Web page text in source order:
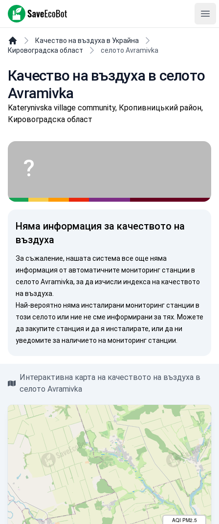
SaveEcoBot
Качество на въздуха в Украйна
Кировоградска област
селото Avramivka
Качество на въздуха в селото
Avramivka
Katerynivska village community, Кропивницький район,
Кировоградска област
?
Няма информация за качеството на
въздуха
За съжаление, нашата система все още няма
информация от автоматичните мониторинг станции в
селото Avramivka, за да изчисли индекса на качеството
на въздуха.
Най-вероятно няма инсталирани мониторинг станции в
този селото или ние не сме информирани за тях. Можете
да закупите станция и да я инсталирате, или да ни
уведомите за наличието на мониторинг станции.
Интерактивна карта на качеството на въздуха в
селото Avramivka
AQI PM2.5